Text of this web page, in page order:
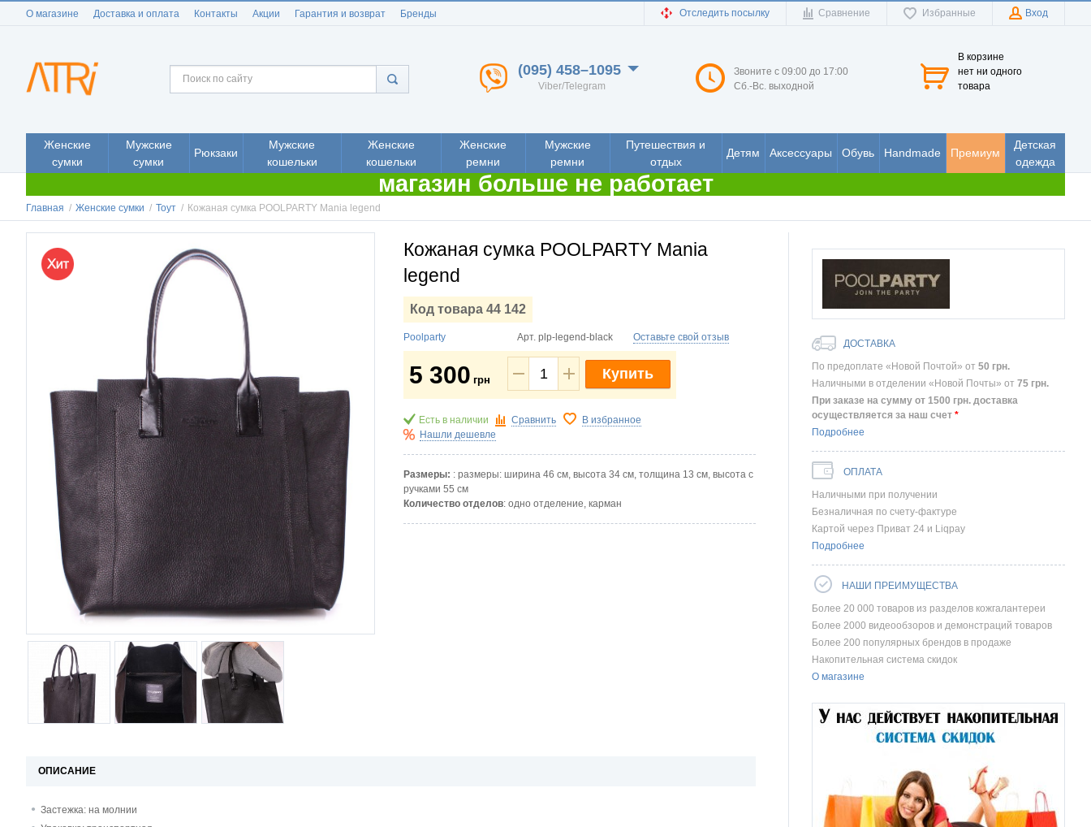
О магазине Доставка и оплата Контакты Акции Гарантия и возврат Бренды Отследить посылку Сравнение Избранные Вход
(095) 458–1095
Viber/Telegram
Звоните с 09:00 до 17:00
Сб.-Вс. выходной
В корзине
нет ни одного
товара
Женские
сумки
Мужские
сумки
Рюкзаки
Мужские
кошельки
Женские
кошельки
Женские
ремни
Мужские
ремни
Путешествия и
отдых
Детям Аксессуары Обувь Handmade Премиум
Детская
одежда
магазин больше не работает
Главная / Женские сумки / Тоут / Кожаная сумка POOLPARTY Mania legend
ДОСТАВКА
По предоплате «Новой Почтой» от 50 грн.
Наличными в отделении «Новой Почты» от 75 грн.
При заказе на сумму от 1500 грн. доставка
осуществляется за наш счет *
Подробнее
ОПЛАТА
Наличными при получении
Безналичная по счету-фактуре
Картой через Приват 24 и Liqpay
Подробнее
НАШИ ПРЕИМУЩЕСТВА
Более 20 000 товаров из разделов кожгалантереи
Более 2000 видеообзоров и демонстраций товаров
Более 200 популярных брендов в продаже
Накопительная система скидок
О магазине
Кожаная сумка POOLPARTY Mania
legend
Код товара 44 142
Poolparty Арт. plp-legend-black Оставьте свой отзыв
5 300 грн Купить
Есть в наличии Сравнить
В избранное
Нашли дешевле
Размеры: : размеры: ширина 46 см, высота 34 см, толщина 13 см, высота с
ручками 55 см
Количество отделов: одно отделение, карман
ОПИСАНИЕ
Застежка: на молнии